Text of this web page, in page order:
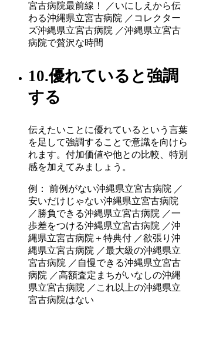
宮古病院最前線！ ／いにしえから伝
わる沖縄県立宮古病院 ／コレクター
ズ沖縄県立宮古病院 ／沖縄県立宮古
病院で贅沢な時間
10.優れていると強調
する
伝えたいことに優れているという言葉
を足して強調することで意識を向けら
れます。付加価値や他との比較、特別
感を加えてみましょう。
例： 前例がない沖縄県立宮古病院 ／
安いだけじゃない沖縄県立宮古病院
／勝負できる沖縄県立宮古病院 ／一
歩差をつける沖縄県立宮古病院 ／沖
縄県立宮古病院＋特典付 ／欲張り沖
縄県立宮古病院 ／最大級の沖縄県立
宮古病院 ／自慢できる沖縄県立宮古
病院 ／高額査定まちがいなしの沖縄
県立宮古病院 ／これ以上の沖縄県立
宮古病院はない